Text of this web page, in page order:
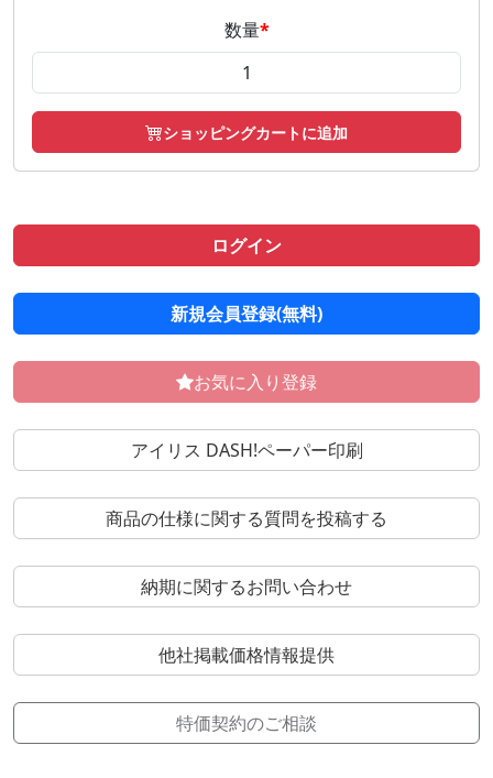
数量*
ショッピングカートに追加
ログイン
新規会員登録(無料)
お気に入り登録
アイリス DASH!ペーパー印刷
商品の仕様に関する質問を投稿する
納期に関するお問い合わせ
他社掲載価格情報提供
特価契約のご相談